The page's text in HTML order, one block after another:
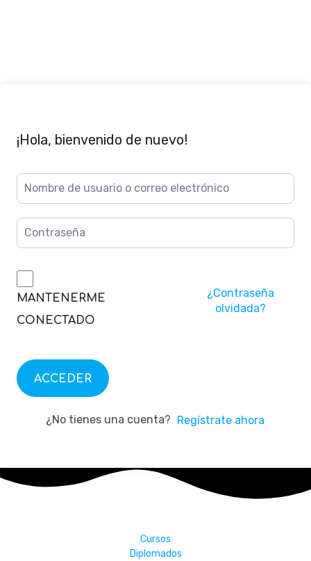
¡Hola, bienvenido de nuevo!
MANTENERME
CONECTADO
¿Contraseña
olvidada?
ACCEDER
¿No tienes una cuenta? Regístrate ahora
Cursos
Diplomados